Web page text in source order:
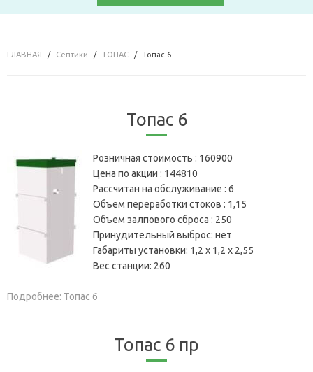
ГЛАВНАЯ Септики ТОПАС Топас 6
Топас 6
Розничная стоимость : 160900
Цена по акции : 144810
Рассчитан на обслуживание : 6
Объем переработки стоков : 1,15
Объем залпового сброса : 250
Принудительный выброс: нет
Габариты установки: 1,2 х 1,2 х 2,55
Вес станции: 260
Подробнее: Топас 6
Топас 6 пр